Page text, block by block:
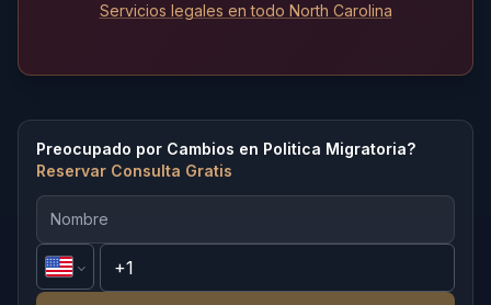
Servicios legales en todo North Carolina
Preocupado por Cambios en Politica Migratoria?
Reservar Consulta Gratis